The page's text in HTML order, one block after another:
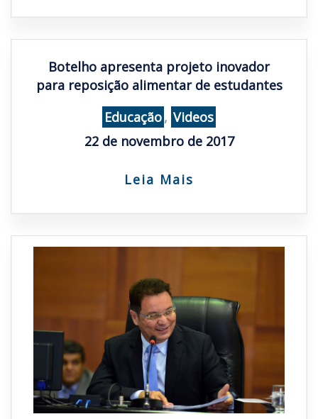
Botelho apresenta projeto inovador
para reposição alimentar de estudantes
Educação, Videos
22 de novembro de 2017
Leia Mais